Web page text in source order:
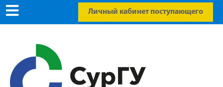
Личный кабинет поступающего